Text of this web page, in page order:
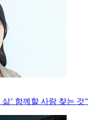
’ 함께할 사람 찾는 것”